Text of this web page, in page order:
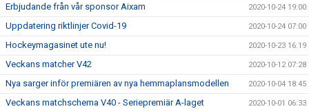
Erbjudande från vår sponsor Aixam 2020-10-24 19:00
Uppdatering riktlinjer Covid-19 2020-10-24 07:00
Hockeymagasinet ute nu! 2020-10-23 16:19
Veckans matcher V42 2020-10-12 07:28
Nya sarger inför premiären av nya hemmaplansmodellen 2020-10-04 18:45
Veckans matchschema V40 - Seriepremiär A-laget 2020-10-01 06:33